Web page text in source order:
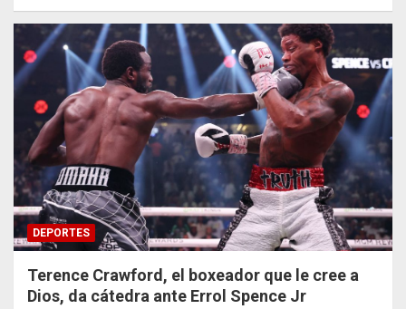
DEPORTES
Terence Crawford, el boxeador que le cree a
Dios, da cátedra ante Errol Spence Jr